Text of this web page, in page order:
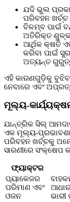
ଯଦି ଭୁଲ
ପରିବହନ
ବିଳମ୍ବ ପାଇଁ
ଅତିରିକ୍ତ ଶୁଳ୍କ
ଆର୍ଥିକ କ୍ଷତି
କରିବା ପାଇଁ
ଅତ୍ୟନ୍ତ
ଏହି କାରଣଗୁଡ଼ିକୁ
ନେବାରେ ଏବଂ
ମୂଲ୍ୟ-
ଯାନ୍ତ୍ରିକ ସିଲ୍
ଏକ ମୂଲ୍ୟ-
ପରିବହନ ଖର୍ଚ୍ଚକୁ
ସାରଣୀରେ ସଂକ୍ଷେପ
ଫ୍ୟାକ୍ଟର
ପ୍ୟାକେଜର
ପରିମାଣ ଏବଂ
ଓଜନ